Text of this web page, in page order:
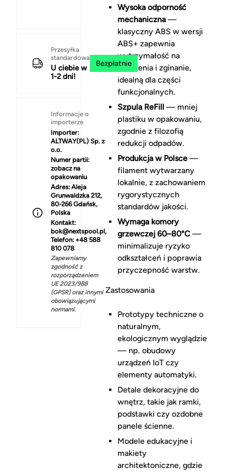
Przesyłka
standardowa
U ciebie w
1-2 dni!
Bezpłatnie
Informacje o
importerze
Importer:
ALTWAY(PL) Sp. z
o.o.
Numer partii:
zobacz na
opakowaniu
Adres: Aleja
Grunwaldzka 212,
80-266 Gdańsk,
Polska
Kontakt:
bok@nextspool.pl,
Telefon: +48 588
810 078
Zapewniamy
zgodność z
rozporządzeniem
UE 2023/988
(GPSR) oraz innymi
obowiązującymi
normami.
Wysoka odporność
mechaniczna—
klasyczny ABS w wersji
ABS+ zapewnia
wytrzymałość na
uderzenia i zginanie,
idealną dla części
funkcjonalnych.
Szpula ReFill— mniej
plastiku w opakowaniu,
zgodnie z filozofią
redukcji odpadów.
Produkcja w Polsce—
filament wytwarzany
lokalnie, z zachowaniem
rygorystycznych
standardów jakości.
Wymaga komory
grzewczej 60–80°C—
minimalizuje ryzyko
odkształceń i poprawia
przyczepność warstw.
Zastosowania
Prototypy techniczne o
naturalnym,
ekologicznym wyglądzie
— np. obudowy
urządzeń IoT czy
elementy automatyki.
Detale dekoracyjne do
wnętrz, takie jak ramki,
podstawki czy ozdobne
panele ścienne.
Modele edukacyjne i
makiety
architektoniczne, gdzie